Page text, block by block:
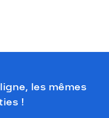
les mêmes
!